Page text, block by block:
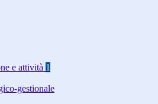
e attività 1
gestionale